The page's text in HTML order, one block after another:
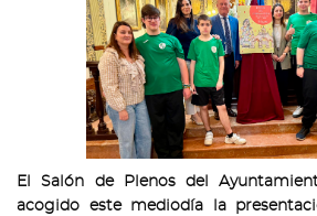
El Salón de Plenos del
acogido este mediodía la